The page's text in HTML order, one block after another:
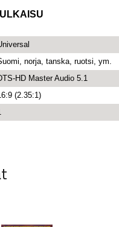
norja, tanska, ruotsi, ym.
HD Master Audio 5.1
(2.35:1)